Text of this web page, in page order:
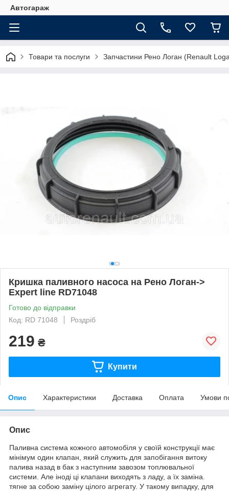
Автогараж
Товари та послуги Запчастини Рено Логан (Renault
Кришка паливного насоса на Рено Логан->
Expert line RD71048
Готово до відправки
Код: RD 71048
Роздріб
219 ₴
Купити
Опис Характеристики Доставка Оплата Умови
Опис
Паливна система кожного автомобіля у своїй конструкції має
мінімум один клапан, який служить для запобігання витоку
палива назад в бак з наступним завозом топлювальної
системи. Але іноді ці клапани виходять з ладу, а їх заміна.
тягне за собою заміну цілого агрегату. У такому випадку, для